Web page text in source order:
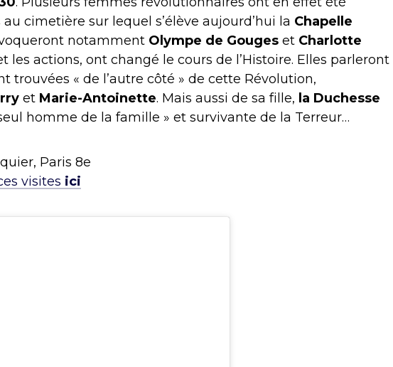
cimetière sur lequel s’élève aujourd’hui la Chapelle
notamment Olympe de Gouges et Charlotte
les actions, ont changé le cours de l’Histoire. Elles parleront
trouvées « de l’autre côté » de cette Révolution,
et Marie-Antoinette. Mais aussi de sa fille, la Duchesse
homme de la famille » et survivante de la Terreur…
Paris 8e
visites ici